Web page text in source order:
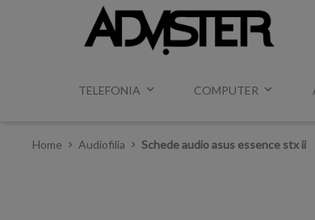
TELEFONIA COMPUTER
Home Audiofilia Schede audio asus essence stx ii